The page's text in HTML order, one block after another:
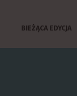
BIEŻĄCA EDYCJA